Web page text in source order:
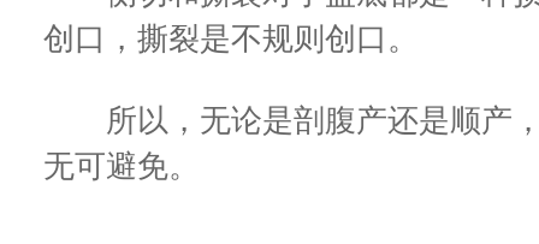
创口，撕裂是不规则创口。
所以，无论是剖腹产还是顺产，
无可避免。